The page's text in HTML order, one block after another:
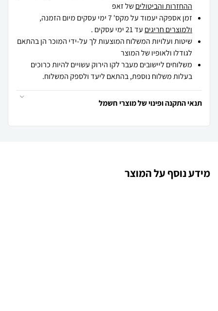
ההחזרות והביטוליםשל זאפ
זמן אספקה יעמוד על מקס' 7 ימי עסקים מיום הזמנה,
ולמוצרים חריגים עד 21 ימי עסקים .
שיטות ועלויות המשלוח המוצעות לך על-ידי המוכר הן בהתאם
לגודלו ולאופיו של המוצר
משלוחים ליישובים מעבר לקו הירוק עשויים להיות כרוכים
בעלות משלוח נוספת, בהתאם ליעד ולספק המשלוח.
תנאי התקנה ופינוי של מוצרי חשמל
מידע נוסף על המוצר